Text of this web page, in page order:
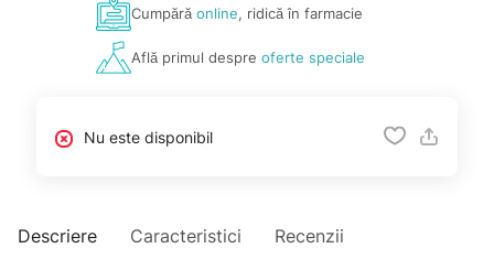
Cumpărăonline, ridică în farmacie
Află primul despre oferte speciale
Nu este disponibil
Descriere Caracteristici Recenzii